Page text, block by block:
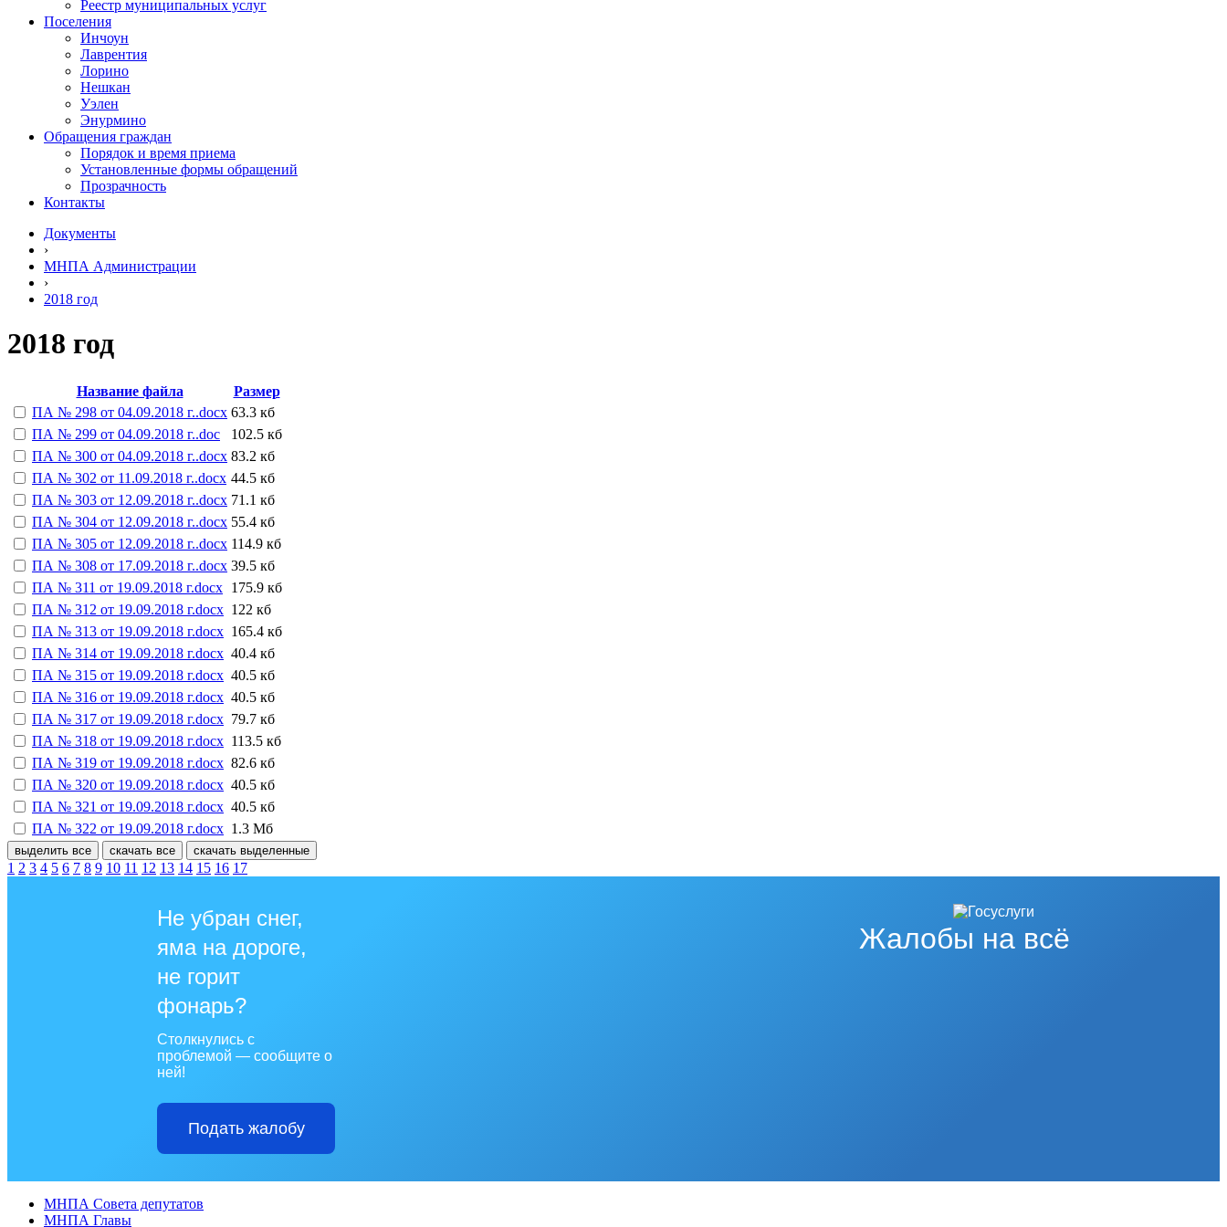
Реестр муниципальных услуг
Поселения
Инчоун
Лаврентия
Лорино
Нешкан
Уэлен
Энурмино
Обращения граждан
Порядок и время приема
Установленные формы обращений
Прозрачность
Контакты
Документы
›
МНПА Администрации
›
2018 год
2018 год
Название файла
Размер
ПА № 298 от 04.09.2018 г..docx 63.3 кб
ПА № 299 от 04.09.2018 г..doc
102.5 кб
ПА № 300 от 04.09.2018 г..docx 83.2 кб
ПА № 302 от 11.09.2018 г..docx 44.5 кб
ПА № 303 от 12.09.2018 г..docx 71.1 кб
ПА № 304 от 12.09.2018 г..docx 55.4 кб
ПА № 305 от 12.09.2018 г..docx 114.9 кб
ПА № 308 от 17.09.2018 г..docx 39.5 кб
ПА № 311 от 19.09.2018 г.docx 175.9 кб
ПА № 312 от 19.09.2018 г.docx 122 кб
ПА № 313 от 19.09.2018 г.docx 165.4 кб
ПА № 314 от 19.09.2018 г.docx 40.4 кб
ПА № 315 от 19.09.2018 г.docx 40.5 кб
ПА № 316 от 19.09.2018 г.docx 40.5 кб
ПА № 317 от 19.09.2018 г.docx 79.7 кб
ПА № 318 от 19.09.2018 г.docx 113.5 кб
ПА № 319 от 19.09.2018 г.docx 82.6 кб
ПА № 320 от 19.09.2018 г.docx 40.5 кб
ПА № 321 от 19.09.2018 г.docx 40.5 кб
ПА № 322 от 19.09.2018 г.docx 1.3 Мб
выделить все скачать все скачать выделенные
1 2 3 4 5 6 7 8 9 10 11 12 13 14 15 16 17
Жалобы на всё
Не убран снег,
яма на дороге,
не горит
фонарь?
Столкнулись с
проблемой — сообщите о
ней!
Подать жалобу
МНПА Совета депутатов
МНПА Главы